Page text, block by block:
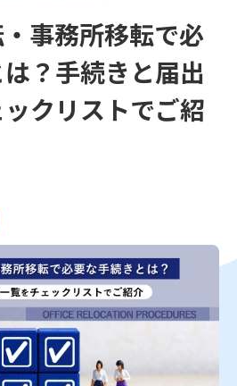
事務所移転で必
？手続きと届出
クリストでご紹